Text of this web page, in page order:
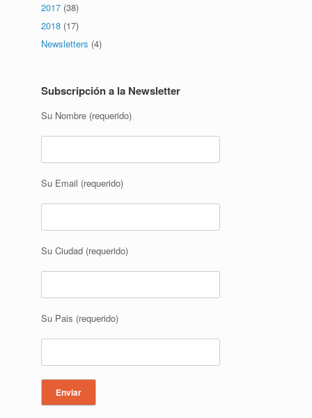
2017 (38)
2018 (17)
Newsletters (4)
Subscripción a la Newsletter
Su Nombre (requerido)
Su Email (requerido)
Su Ciudad (requerido)
Su Pais (requerido)